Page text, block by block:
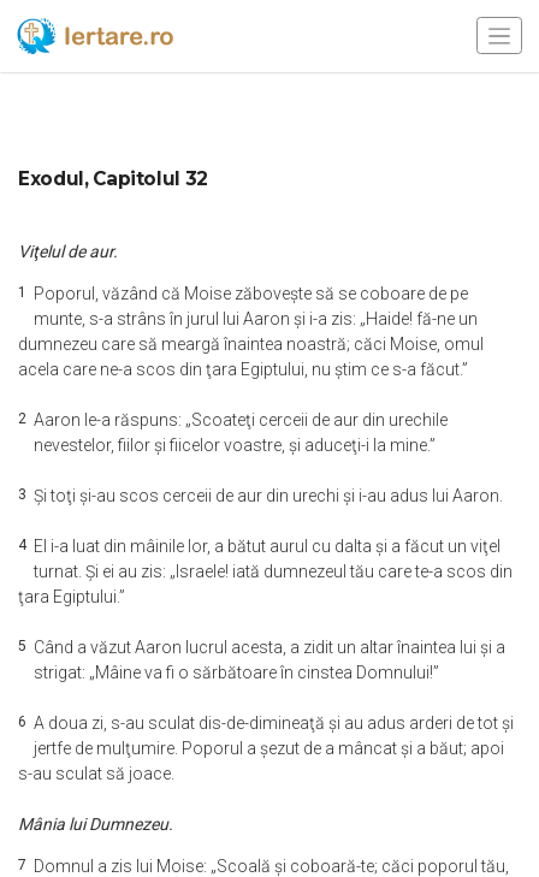
Exodul, Capitolul 32
Viţelul de aur.
1 Poporul, văzând că Moise zăboveşte să se coboare de pe
munte, s-a strâns în jurul lui Aaron şi i-a zis: „Haide! fă-ne un
dumnezeu care să meargă înaintea noastră; căci Moise, omul
acela care ne-a scos din ţara Egiptului, nu ştim ce s-a făcut.”
2 Aaron le-a răspuns: „Scoateţi cerceii de aur din urechile
nevestelor, fiilor şi fiicelor voastre, şi aduceţi-i la mine.”
3 Şi toţi şi-au scos cerceii de aur din urechi şi i-au adus lui Aaron.
4 El i-a luat din mâinile lor, a bătut aurul cu dalta şi a făcut un viţel
turnat. Şi ei au zis: „Israele! iată dumnezeul tău care te-a scos din
ţara Egiptului.”
5 Când a văzut Aaron lucrul acesta, a zidit un altar înaintea lui şi a
strigat: „Mâine va fi o sărbătoare în cinstea Domnului!”
6 A doua zi, s-au sculat dis-de-dimineaţă şi au adus arderi de tot şi
jertfe de mulţumire. Poporul a şezut de a mâncat şi a băut; apoi
s-au sculat să joace.
Mânia lui Dumnezeu.
7 Domnul a zis lui Moise: „Scoală şi coboară-te; căci poporul tău,